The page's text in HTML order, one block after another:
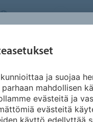
FINLAND
ja suojaa
parhaan mahdollisen
evästeitä ja
evästeitä